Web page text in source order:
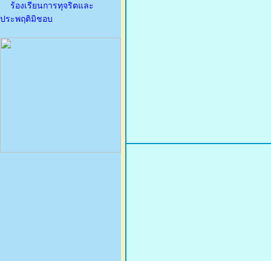
ร้องเรียนการทุจริตและ
ประพฤติมิชอบ